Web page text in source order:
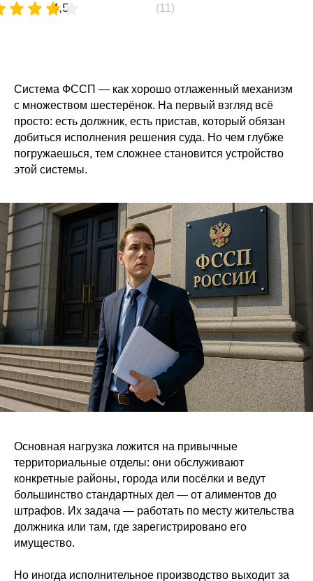
4,5 (11)
Система ФССП — как хорошо отлаженный механизм
с множеством шестерёнок. На первый взгляд всё
просто: есть должник, есть пристав, который обязан
добиться исполнения решения суда. Но чем глубже
погружаешься, тем сложнее становится устройство
этой системы.
Основная нагрузка ложится на привычные
территориальные отделы: они обслуживают
конкретные районы, города или посёлки и ведут
большинство стандартных дел — от алиментов до
штрафов. Их задача — работать по месту жительства
должника или там, где зарегистрировано его
имущество.
Но иногда исполнительное производство выходит за